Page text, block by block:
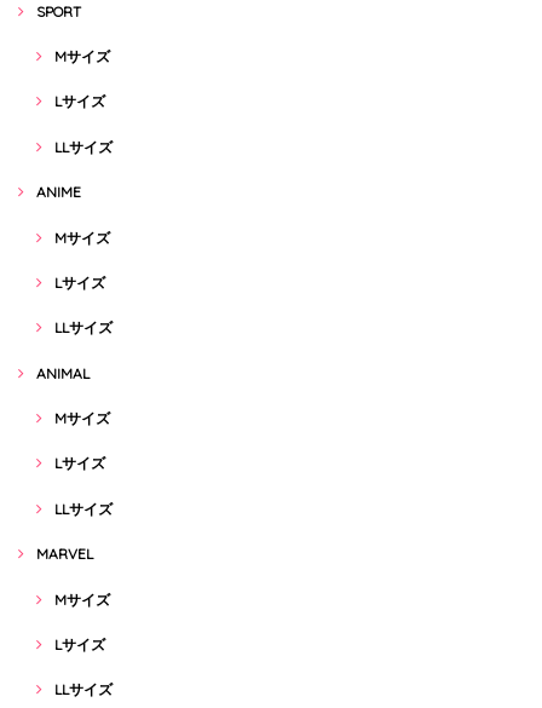
SPORT
Mサイズ
Lサイズ
LLサイズ
ANIME
Mサイズ
Lサイズ
LLサイズ
ANIMAL
Mサイズ
Lサイズ
LLサイズ
MARVEL
Mサイズ
Lサイズ
LLサイズ